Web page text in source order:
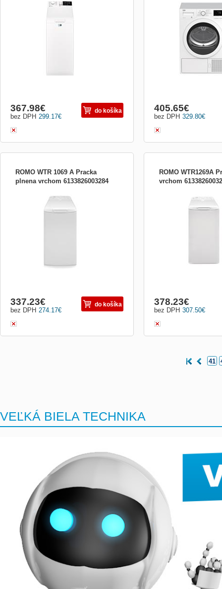
Hlavní technologie: SensiCare®; En. třída:
VxŠxH (cm): 89x40x60; Motor:
Univerzální motor; Displej: LED displej
299.17€
bez DPH
367.98€ do košíka
7kg, tepelné čerpadlo,
vůně do sušičky včetně
nerez AquaWave buben,
bubnu, rozměry v x š x
329.80€
bez DPH
405.65€
ROMO WTR 1069 A Pracka
plnena vrchom 6133826003284
1000 ot./min., 6 kg prádla, LED kontrolky,
ovládací panel v češtině, 9 Multi-programů
6 Teplot; Long-Life konstrukce; Odložený
start 3-12 hodin; en.šítek A+++AC ,
274.17€
bez DPH
337.23€ do košíka
ROMO WTR1269A
vrchom
Vrchem plněná pračka s
prádla, otáčky
úsporná energetická
307.50€
bez DPH
378.23€
41
VEĽKÁ BIELA TECHNIKA